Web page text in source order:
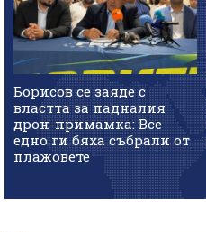
Борисов се заяде с
властта за падналия
дрон-примамка: Все
едно ги бяха събрали от
плажовете